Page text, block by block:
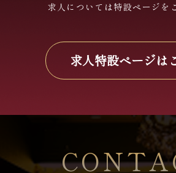
求人については特設ページを
求人特設ページは